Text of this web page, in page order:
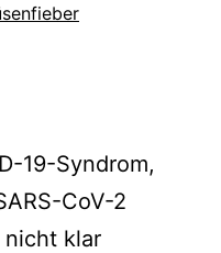
19-Syndrom,
CoV-2
nicht klar